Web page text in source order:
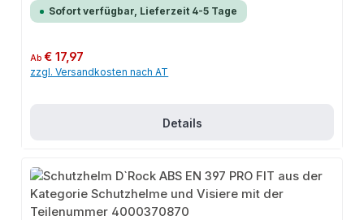
Sofort verfügbar, Lieferzeit 4-5 Tage
Regulärer Preis:
Ab€ 17,97
zzgl. Versandkosten nach AT
Details